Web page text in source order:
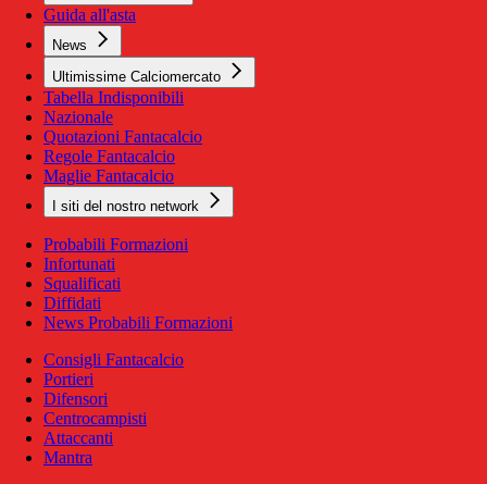
Guida all'asta
News
Ultimissime Calciomercato
Tabella Indisponibili
Nazionale
Quotazioni Fantacalcio
Regole Fantacalcio
Maglie Fantacalcio
I siti del nostro network
Probabili Formazioni
Infortunati
Squalificati
Diffidati
News Probabili Formazioni
Consigli Fantacalcio
Portieri
Difensori
Centrocampisti
Attaccanti
Mantra